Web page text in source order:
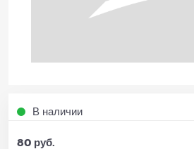
В наличии
80 руб.